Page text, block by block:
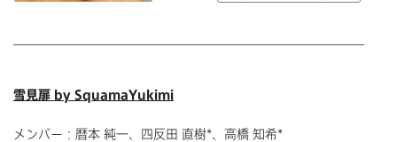
雪見扉 by SquamaYukimi
メンバー：暦本 純一、四反田 直樹*、高橋 知希*